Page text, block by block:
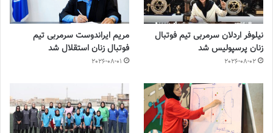
نیلوفر اردلان سرمربی تیم فوتبال
زنان پرسپولیس شد
2026-08-02
مریم ایراندوست سرمربی تیم
فوتبال زنان استقلال شد
2026-08-01